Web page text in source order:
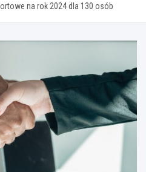
na rok 2024 dla 130 osób